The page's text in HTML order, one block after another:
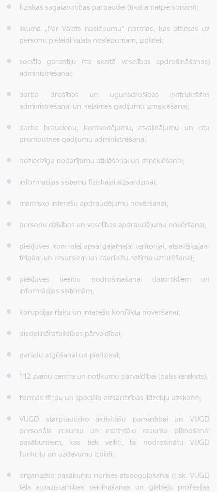
fiziskās sagatavotības pārbaudei (tikai amatpersonām);
likuma „Par Valsts noslēpumu” normas, kas attiecas uz
personu pielaidi valsts noslēpumam, izpildei;
sociālo garantiju (tai skaitā veselības apdrošināšanas)
administrēšanai;
darba drošības un ugunsdrošības instruktāžas
administrēšanai un nelaimes gadījumu izmeklēšanai;
darba braucienu, komandējumu, atvaļinājumu un citu
prombūtnes gadījumu administrēšanai;
noziedzīgo nodarījumu atklāšanai un izmeklēšanai;
informācijas sistēmu fiziskajai aizsardzībai;
mantisko interešu apdraudējumu novēršanai;
personu dzīvības un veselības apdraudējumu novēršanai;
piekļuves kontrolei apsargājamajai teritorijai, atsevišķajām
telpām un resursiem un caurlaižu režīma uzturēšanai;
piekļuves tiesību nodrošināšanai datortīkliem un
informācijas sistēmām;
korupcijas risku un interešu konflikta novēršanai;
disciplināratbildības pārvaldībai;
parādu atgūšanai un piedziņai;
112 zvanu centra un notikumu pārvaldībai (balss ieraksts);
formas tērpu un speciālo aizsardzības līdzekļu uzskaitei;
VUGD starptautisko aktivitāšu pārvaldībai un VUGD
personāla resursu un materiālo resursu plānošanai
pasākumiem, kas tiek veikti, lai nodrošinātu VUGD
funkciju un uzdevumu izpildi;
organizēto pasākumu norises atspoguļošanai (t.sk. VUGD
tēla atpazīstamības veicināšanas un glābēju profesijas